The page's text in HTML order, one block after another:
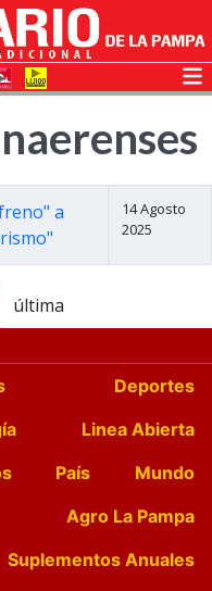
a
14 Agosto
2025
última
Deportes
Linea Abierta
País
Mundo
Agro La Pampa
Suplementos Anuales